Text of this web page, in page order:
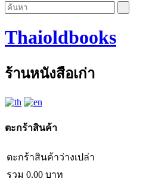
Thaioldbooks
ร้านหนังสือเก่า
ตะกร้าสินค้า
ตะกร้าสินค้าว่างเปล่า
รวม 0.00 บาท